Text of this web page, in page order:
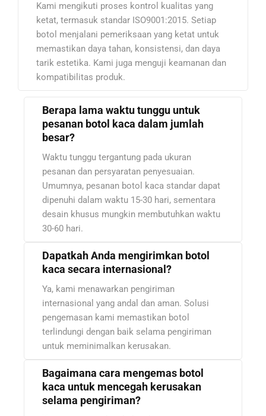
Kami mengikuti proses kontrol kualitas yang
ketat, termasuk standar ISO9001:2015. Setiap
botol menjalani pemeriksaan yang ketat untuk
memastikan daya tahan, konsistensi, dan daya
tarik estetika. Kami juga menguji keamanan dan
kompatibilitas produk.
Berapa lama waktu tunggu untuk
pesanan botol kaca dalam jumlah
besar?
Waktu tunggu tergantung pada ukuran
pesanan dan persyaratan penyesuaian.
Umumnya, pesanan botol kaca standar dapat
dipenuhi dalam waktu 15-30 hari, sementara
desain khusus mungkin membutuhkan waktu
30-60 hari.
Dapatkah Anda mengirimkan botol
kaca secara internasional?
Ya, kami menawarkan pengiriman
internasional yang andal dan aman. Solusi
pengemasan kami memastikan botol
terlindungi dengan baik selama pengiriman
untuk meminimalkan kerusakan.
Bagaimana cara mengemas botol
kaca untuk mencegah kerusakan
selama pengiriman?